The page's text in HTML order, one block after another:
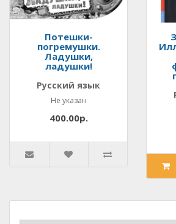
Потешки-
погремушки.
Ладушки,
ладушки!
Русский язык
Не указан
400.00р.